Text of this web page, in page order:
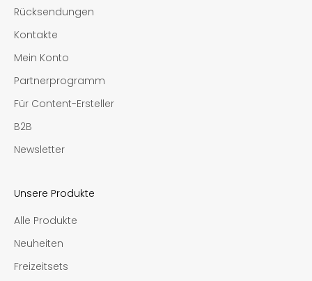
Rücksendungen
Kontakte
Mein Konto
Partnerprogramm
Für Content-Ersteller
B2B
Newsletter
Unsere Produkte
Alle Produkte
Neuheiten
Freizeitsets